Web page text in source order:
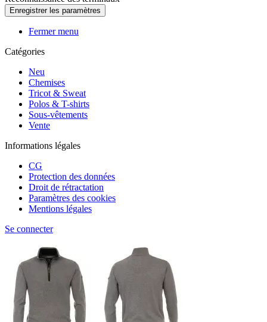
Fermer menu
Catégories
Neu
Chemises
Tricot & Sweat
Polos & T-shirts
Sous-vêtements
Vente
Informations légales
CG
Protection des données
Droit de rétractation
Paramètres des cookies
Mentions légales
Se connecter